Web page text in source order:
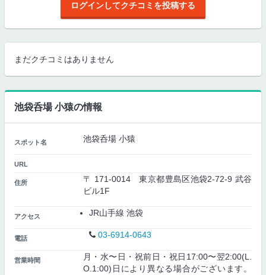
ログインしてクチコミを投稿する
まだクチコミはありません
池袋呑場 小猿の情報
スポット名 池袋呑場 小猿
URL
住所
〒 171-0014 東京都豊島区池袋2-72-9 武谷
ビル1F
アクセス JR山手線 池袋
電話 03-6914-0643
営業時間
月・水〜日・祝前日・祝日17:00〜翌2:00(L.
O.1:00)日により異なる場合がございます。